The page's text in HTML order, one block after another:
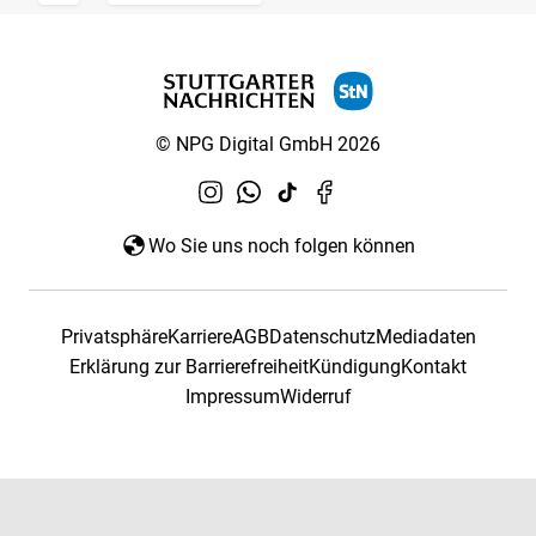
© NPG Digital GmbH 2026
Wo Sie uns noch folgen können
PrivatsphäreKarriereAGBDatenschutzMediadaten
Erklärung zur BarrierefreiheitKündigungKontakt
ImpressumWiderruf